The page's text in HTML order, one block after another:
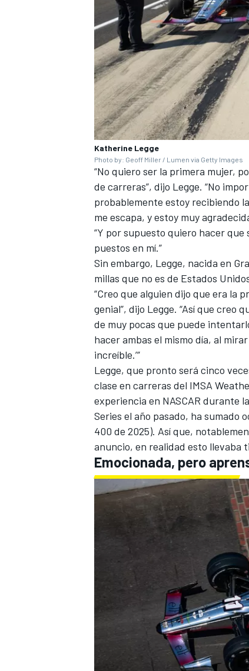
Katherine Legge
Photo by: Geoff Miller / Lumen via Getty Images
“No quiero ser la primera mujer,
de carreras”, dijo Legge. “No
probablemente estoy recibiendo
me escapa, y estoy muy
“Y por supuesto quiero hacer
puestos en mí.”
Sin embargo, Legge, nacida en
millas que no es de Estados
“Creo que alguien dijo que era la
genial”, dijo Legge. “Así que creo
de muy pocas que puede
hacer ambas el mismo día, al
increíble.’”
Legge, que pronto será cinco
clase en carreras del IMSA
experiencia en NASCAR durante
Series el año pasado, ha sumado
400 de 2025). Así que,
anuncio, en realidad esto llevaba
Emocionada, pero